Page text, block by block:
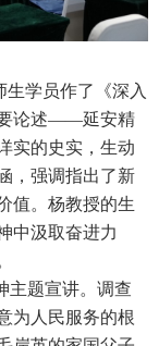
学员作了《深入
要论述——延安精
实的史实，生动
，强调指出了新
值。杨教授的生
中汲取奋进力
主题宣讲。调查
为人民服务的根